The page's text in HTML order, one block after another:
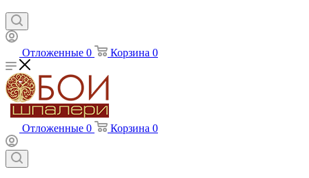
Отложенные 0 Корзина 0
Отложенные 0 Корзина 0